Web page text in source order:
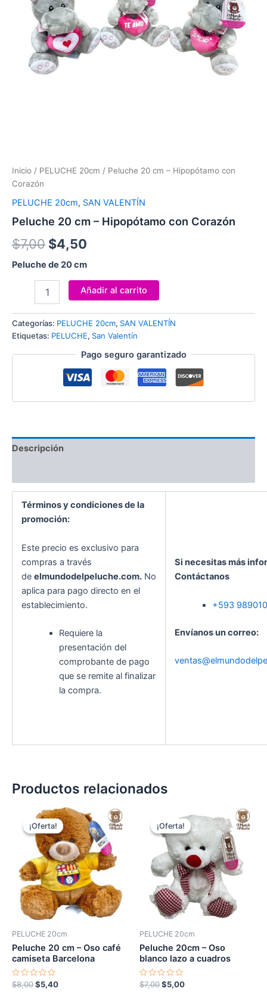
Inicio / PELUCHE 20cm / Peluche 20 cm – Hipopótamo con
Corazón
PELUCHE 20cm, SAN VALENTÍN
Peluche 20 cm – Hipopótamo con Corazón
$7,00 $4,50
Peluche de 20 cm
Añadir al carrito
Categorías: PELUCHE 20cm, SAN VALENTÍN
Etiquetas: PELUCHE, San Valentín
Pago seguro garantizado
Descripción
Términos y condiciones de la
promoción:
Este precio es exclusivo para
compras a través
de elmundodelpeluche.com.No
aplica para pago directo en el
establecimiento.
Requiere la
presentación del
comprobante de pago
que se remite al finalizar
la compra.
Si necesitas más
Contáctanos
+593
Envíanos un correo:
Productos relacionados
¡Oferta!
¡Oferta!
PELUCHE 20cm
Peluche 20 cm – Oso café
camiseta Barcelona
Valorado
con
$8,00
El
precio
original
era:
$8,00.
$5,40
El
precio
actual
es:
$5,40.
¡Oferta!
¡Oferta!
PELUCHE 20cm
Peluche 20cm – Oso
blanco lazo a cuadros
Valorado
con
$7,00
precio
original
era:
$7,00.
$5,00
precio
actual
es:
$5,00.